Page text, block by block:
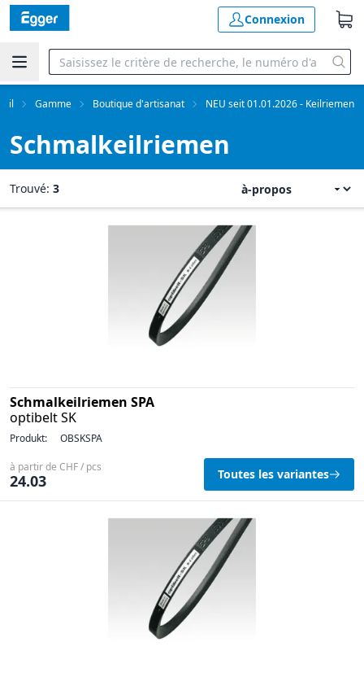
Connexion
Gamme Boutique d'artisanat NEU seit 01.01.2026 - Keilriemen
Schmalkeilriemen
Trouvé: 3
Schmalkeilriemen SPA
optibelt SK
Produkt: OBSKSPA
à partir de CHF / pcs
24.03 Toutes les variantes